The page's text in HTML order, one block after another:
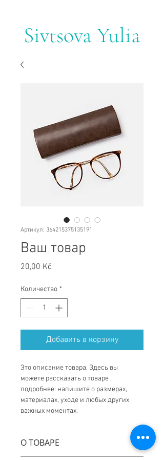
Sivtsova Yulia
Артикул: 364215375135191
Ваш товар
20,00 Kč
Количество *
Добавить в корзину
Это описание товара. Здесь вы
можете рассказать о товаре
подробнее: напишите о размерах,
материалах, уходе и любых других
важных моментах.
О ТОВАРЕ